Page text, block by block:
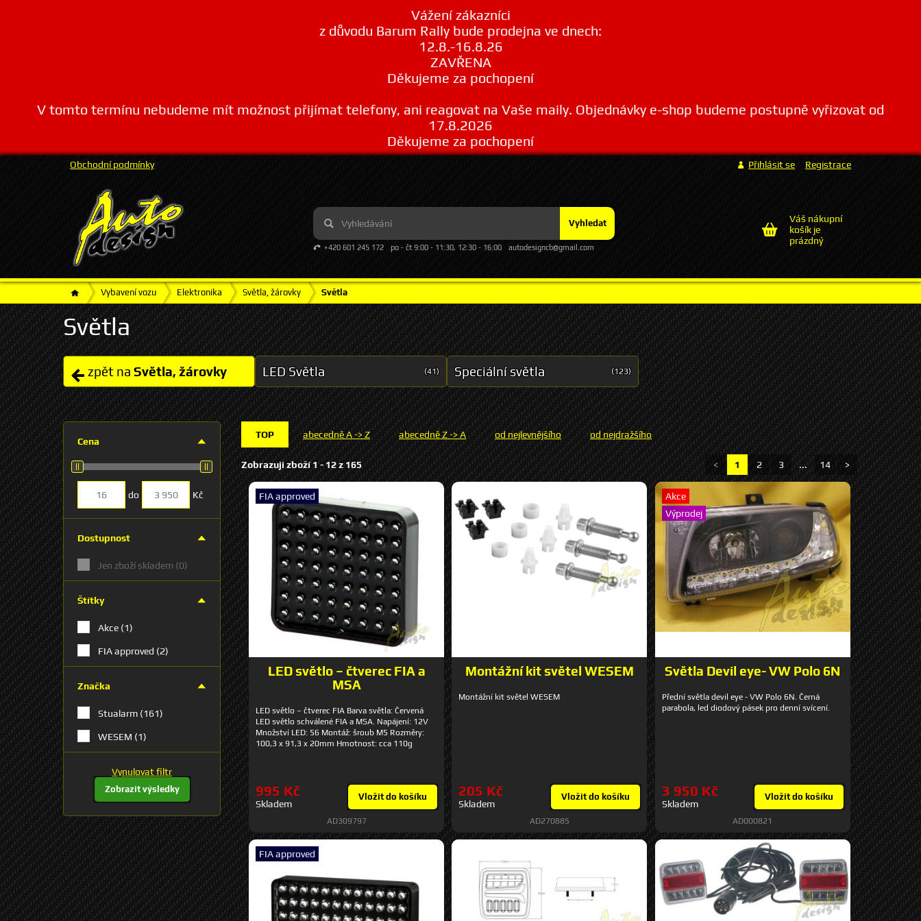
Vážení zákazníci
z důvodu Barum Rally bude prodejna ve dnech:
12.8.-16.8.26
ZAVŘENA
Děkujeme za pochopení
V tomto termínu nebudeme mít možnost přijímat telefony, ani reagovat na Vaše maily. Objednávky e-shop budeme postupně vyřizovat od
17.8.2026
Děkujeme za pochopení
Vyhledat
+420 601 245 172 po - čt 9:00 - 11:30, 12:30 - 16:00 autodesigncb@gmail.com
Obchodní podmínky Přihlásit se Registrace
Váš nákupní
košík je
prázdný
Vybavení vozu Elektronika Světla, žárovky Světla
Světla
zpět na Světla, žárovky LED Světla (41) Speciální světla (123)
Cena
do Kč
Dostupnost
Jen zboží skladem (0)
Štítky
Akce (1)
FIA approved (2)
Značka
Stualarm (161)
WESEM (1)
Vynulovat filtr
Zobrazit výsledky
TOP abecedně A -> Z abecedně Z -> A od nejlevnějšího od nejdražšího
Zobrazuji zboží 1 - 12z 165 < 1 2 3 ... 14 >
FIA approved
LED světlo – čtverec FIA a
MSA
LED světlo – čtverec FIA Barva světla: Červená
LED světlo schválené FIA a MSA. Napájení: 12V
Množství LED: 56 Montáž: šroub M5 Rozměry:
100,3 x 91,3 x 20mm Hmotnost: cca 110g
995 Kč
Skladem
Vložit do košíku
AD309797
Montážní kit světel WESEM
Montážní kit světel WESEM
205 Kč
Skladem
Vložit do košíku
AD270885
Akce
Výprodej
Světla Devil eye- VW Polo 6N
Přední světla devil eye - VW Polo 6N. Černá
parabola, led diodový pásek pro denní svícení.
3 950 Kč
Skladem
Vložit do košíku
AD000821
FIA approved